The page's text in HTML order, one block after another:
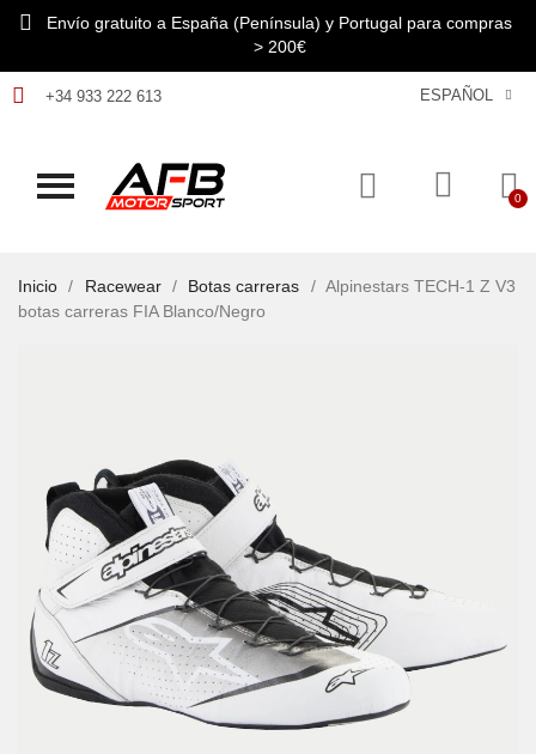
Envío gratuito a España (Península) y Portugal para compras
> 200€
+34 933 222 613 ESPAÑOL
Inicio Racewear Botas carreras
Alpinestars TECH-1 Z V3
botas carreras FIA Blanco/Negro